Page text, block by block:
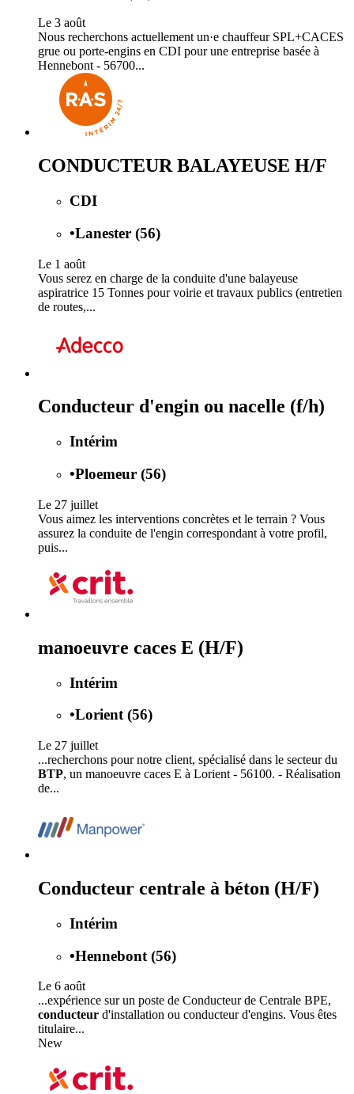
Le 3 août
Nous recherchons actuellement un·e chauffeur SPL+CACES
grue ou porte-engins en CDI pour une entreprise basée à
Hennebont - 56700...
CONDUCTEUR BALAYEUSE H/F
CDI
•Lanester (56)
Le 1 août
Vous serez en charge de la conduite d'une balayeuse
aspiratrice 15 Tonnes pour voirie et travaux publics (entretien
de routes,...
Conducteur d'engin ou nacelle (f/h)
Intérim
•Ploemeur (56)
Le 27 juillet
Vous aimez les interventions concrètes et le terrain ? Vous
assurez la conduite de l'engin correspondant à votre profil,
puis...
manoeuvre caces E (H/F)
Intérim
•Lorient (56)
Le 27 juillet
...recherchons pour notre client, spécialisé dans le secteur du
BTP, un manoeuvre caces E à Lorient - 56100. - Réalisation
de...
Conducteur centrale à béton (H/F)
Intérim
•Hennebont (56)
Le 6 août
...expérience sur un poste de Conducteur de Centrale BPE,
conducteur d'installation ou conducteur d'engins. Vous êtes
titulaire...
New